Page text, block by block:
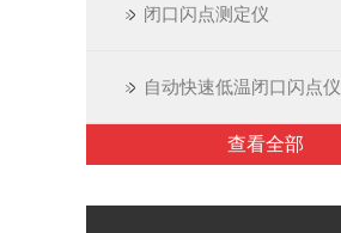
闭口闪点测定仪
自动快速低温闭口闪点仪
查看全部